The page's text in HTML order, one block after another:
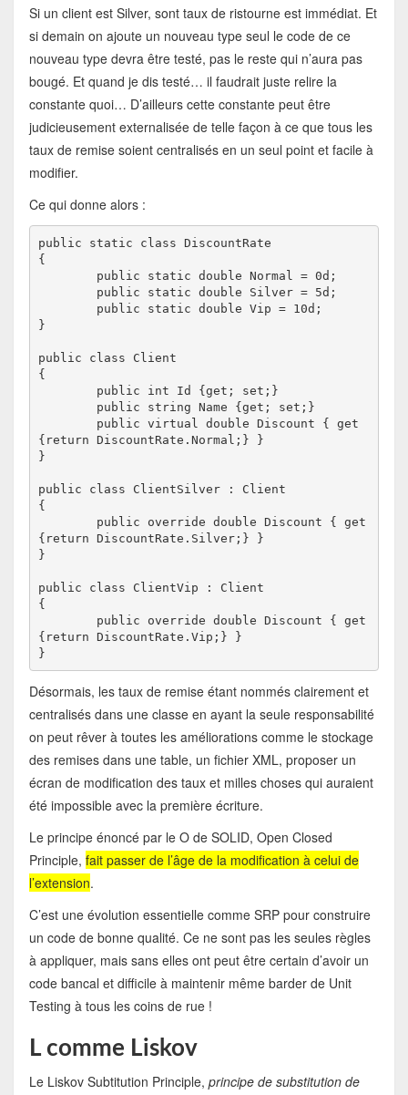
Si un client est Silver, sont taux de ristourne est immédiat. Et
si demain on ajoute un nouveau type seul le code de ce
nouveau type devra être testé, pas le reste qui n’aura pas
bougé. Et quand je dis testé… il faudrait juste relire la
constante quoi… D’ailleurs cette constante peut être
judicieusement externalisée de telle façon à ce que tous les
taux de remise soient centralisés en un seul point et facile à
modifier.
Ce qui donne alors :
public static class DiscountRate
{
}
public class Client
{
{return DiscountRate.Normal;} }
}
public class ClientSilver : Client
{
{return DiscountRate.Silver;} }
}
public class ClientVip : Client
{
{return DiscountRate.Vip;} }
}
Désormais, les taux de remise étant nommés clairement et
centralisés dans une classe en ayant la seule responsabilité
on peut rêver à toutes les améliorations comme le stockage
des remises dans une table, un fichier XML, proposer un
écran de modification des taux et milles choses qui auraient
été impossible avec la première écriture.
Le principe énoncé par le O de SOLID, Open Closed
Principle, fait passer de l’âge de la modification à celui de
l’extension.
C’est une évolution essentielle comme SRP pour construire
un code de bonne qualité. Ce ne sont pas les seules règles
à appliquer, mais sans elles ont peut être certain d’avoir un
code bancal et difficile à maintenir même barder de Unit
Testing à tous les coins de rue !
L comme Liskov
Le Liskov Subtitution Principle, principe de substitution de